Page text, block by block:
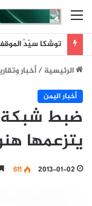
القائمة
توشكا سيّدُ
الرئيسية/أخبار
أخبار اليمن
ضبط شبكة
يتزعمها
2013-01-02
611